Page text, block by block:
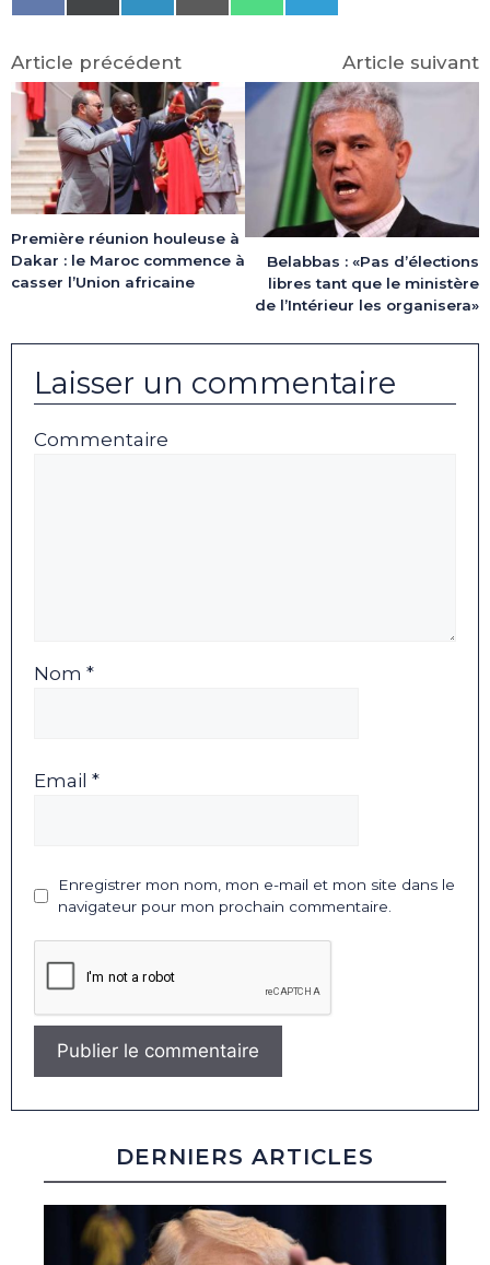
on
on
(Twitter)
on
on
on
on
Article précédent
Première réunion houleuse à
Dakar : le Maroc commence à
casser l’Union africaine
Article suivant
Belabbas : «Pas d’élections
libres tant que le ministère
de l’Intérieur les organisera»
Laisser un commentaire
Commentaire
Nom *
Email *
Enregistrer mon nom, mon e-mail et mon site dans le
navigateur pour mon prochain commentaire.
DERNIERS ARTICLES